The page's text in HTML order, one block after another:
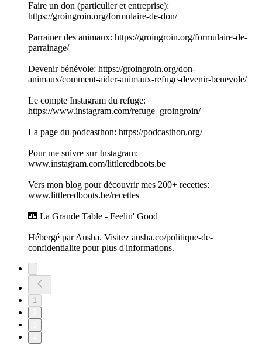
Faire un don (particulier et entreprise):
https://groingroin.org/formulaire-de-don/
Parrainer des animaux: https://groingroin.org/formulaire-de-
parrainage/
Devenir bénévole: https://groingroin.org/don-
animaux/comment-aider-animaux-refuge-devenir-benevole/
Le compte Instagram du refuge:
https://www.instagram.com/refuge_groingroin/
La page du podcasthon: https://podcasthon.org/
Pour me suivre sur Instagram:
www.instagram.com/littleredboots.be
Vers mon blog pour découvrir mes 200+ recettes:
www.littleredboots.be/recettes
🎹 La Grande Table - Feelin' Good
Hébergé par Ausha. Visitez ausha.co/politique-de-
confidentialite pour plus d'informations.
1